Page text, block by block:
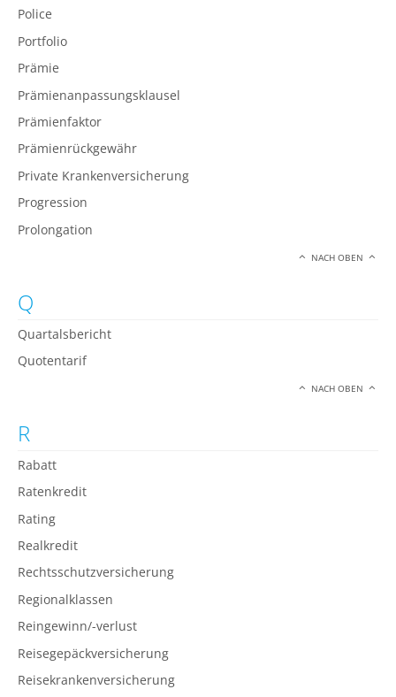
Police
Portfolio
Prämie
Prämienanpassungsklausel
Prämienfaktor
Prämienrückgewähr
Private Krankenversicherung
Progression
Prolongation
NACH OBEN
Q
Quartalsbericht
Quotentarif
NACH OBEN
R
Rabatt
Ratenkredit
Rating
Realkredit
Rechtsschutzversicherung
Regionalklassen
Reingewinn/-verlust
Reisegepäckversicherung
Reisekrankenversicherung